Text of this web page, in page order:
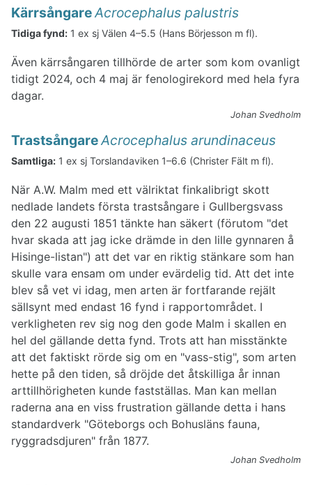
KärrsångareAcrocephalus palustris
Tidiga fynd: 1 ex sj Välen 4–5.5 (Hans Börjesson m fl).
Även kärrsångaren tillhörde de arter som kom ovanligt
tidigt 2024, och 4 maj är fenologirekord med hela fyra
dagar.
Johan Svedholm
TrastsångareAcrocephalus arundinaceus
Samtliga: 1 ex sj Torslandaviken 1–6.6 (Christer Fält m fl).
När A.W. Malm med ett välriktat finkalibrigt skott
nedlade landets första trastsångare i Gullbergsvass
den 22 augusti 1851 tänkte han säkert (förutom "det
hvar skada att jag icke drämde in den lille gynnaren å
Hisinge-listan") att det var en riktig stänkare som han
skulle vara ensam om under evärdelig tid. Att det inte
blev så vet vi idag, men arten är fortfarande rejält
sällsynt med endast 16 fynd i rapportområdet. I
verkligheten rev sig nog den gode Malm i skallen en
hel del gällande detta fynd. Trots att han misstänkte
att det faktiskt rörde sig om en "vass-stig", som arten
hette på den tiden, så dröjde det åtskilliga år innan
arttillhörigheten kunde fastställas. Man kan mellan
raderna ana en viss frustration gällande detta i hans
standardverk "Göteborgs och Bohusläns fauna,
ryggradsdjuren" från 1877.
Johan Svedholm